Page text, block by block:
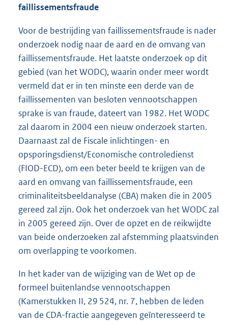
faillissementsfraude
Voor de bestrijding van faillissementsfraude is nader
onderzoek nodig naar de aard en de omvang van
faillissementsfraude. Het laatste onderzoek op dit
gebied (van het WODC), waarin onder meer wordt
vermeld dat er in ten minste een derde van de
faillissementen van besloten vennootschappen
sprake is van fraude, dateert van 1982. Het WODC
zal daarom in 2004 een nieuw onderzoek starten.
Daarnaast zal de Fiscale inlichtingen- en
opsporingsdienst/Economische controledienst
(FIOD-ECD), om een beter beeld te krijgen van de
aard en omvang van faillissementsfraude, een
criminaliteitsbeeldanalyse (CBA) maken die in 2005
gereed zal zijn. Ook het onderzoek van het WODC zal
in 2005 gereed zijn. Over de opzet en de reikwijdte
van beide onderzoeken zal afstemming plaatsvinden
om overlapping te voorkomen.
In het kader van de wijziging van de Wet op de
formeel buitenlandse vennootschappen
(Kamerstukken II, 29 524, nr. 7, hebben de leden
van de CDA-fractie aangegeven geïnteresseerd te